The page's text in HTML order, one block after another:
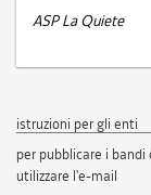
ASP La Quiete
istruzioni per gli enti
per pubblicare i
utilizzare l'e-mail